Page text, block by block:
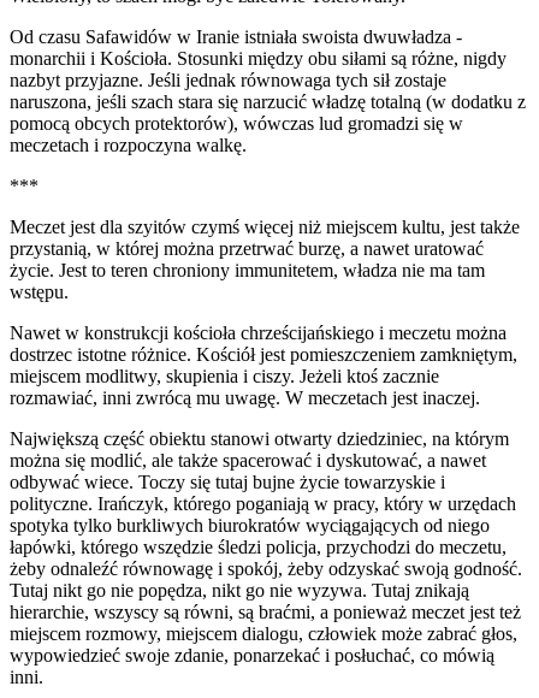
Od czasu Safawidów w Iranie istniała swoista dwuwładza -
monarchii i Kościoła. Stosunki między obu siłami są różne, nigdy
nazbyt przyjazne. Jeśli jednak równowaga tych sił zostaje
naruszona, jeśli szach stara się narzucić władzę totalną (w dodatku z
pomocą obcych protektorów), wówczas lud gromadzi się w
meczetach i rozpoczyna walkę.
***
Meczet jest dla szyitów czymś więcej niż miejscem kultu, jest także
przystanią, w której można przetrwać burzę, a nawet uratować
życie. Jest to teren chroniony immunitetem, władza nie ma tam
wstępu.
Nawet w konstrukcji kościoła chrześcijańskiego i meczetu można
dostrzec istotne różnice. Kościół jest pomieszczeniem zamkniętym,
miejscem modlitwy, skupienia i ciszy. Jeżeli ktoś zacznie
rozmawiać, inni zwrócą mu uwagę. W meczetach jest inaczej.
Największą część obiektu stanowi otwarty dziedziniec, na którym
można się modlić, ale także spacerować i dyskutować, a nawet
odbywać wiece. Toczy się tutaj bujne życie towarzyskie i
polityczne. Irańczyk, którego poganiają w pracy, który w urzędach
spotyka tylko burkliwych biurokratów wyciągających od niego
łapówki, którego wszędzie śledzi policja, przychodzi do meczetu,
żeby odnaleźć równowagę i spokój, żeby odzyskać swoją godność.
Tutaj nikt go nie popędza, nikt go nie wyzywa. Tutaj znikają
hierarchie, wszyscy są równi, są braćmi, a ponieważ meczet jest też
miejscem rozmowy, miejscem dialogu, człowiek może zabrać głos,
wypowiedzieć swoje zdanie, ponarzekać i posłuchać, co mówią
inni.